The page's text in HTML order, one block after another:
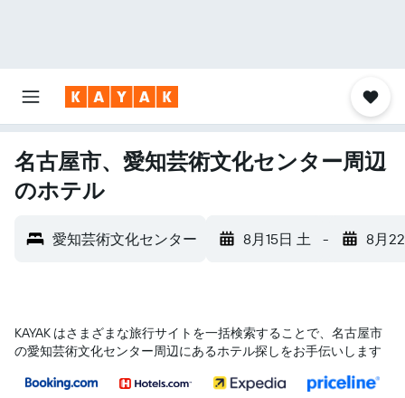
名古屋市、愛知芸術文化センター周辺
のホテル
愛知芸術文化センター 8月15日 土 - 8月
KAYAK はさまざまな旅行サイトを一括検索することで、名古屋市​
の愛知芸術文化センター​周辺にあるホテル探しをお手伝いします